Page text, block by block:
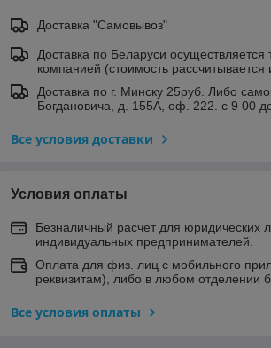
Доставка "Самовывоз"
Доставка по Беларуси осуществляется
компанией (стоимость рассчитывается
Доставка по г. Минску 25руб. Либо
Богдановича, д. 155А, оф. 222. с 9 00
Все условия доставки
Условия оплаты
Безналичный расчет для юридических
индивидуальных предпринимателей.
Оплата для физ. лиц с мобильного
реквизитам), либо в любом отделении
Все условия оплаты